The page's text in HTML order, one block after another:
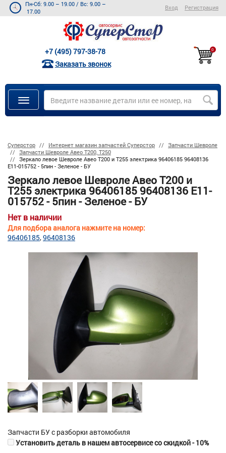
Пн-Сб: 9.00 – 19.00 / Вс: 9.00 –
17.00
Вход Регистрация
+7 (495) 797-38-78
Заказать звонок
0
Суперстор Интернет магазин запчастей Суперстор
Запчасти Шевроле
Запчасти Шевроле Авео Т200, Т250
Зеркало левое Шевроле Авео Т200 и Т255 электрика 96406185 96408136
E11-015752 - 5пин - Зеленое - БУ
Зеркало левое Шевроле Авео Т200 и
Т255 электрика 96406185 96408136 E11-
015752 - 5пин - Зеленое - БУ
Нет в наличии
Для подбора аналога нажмите на номер:
96406185 96408136
Запчасти БУ с разборки автомобиля
Установить деталь в нашем автосервисе со скидкой - 10%